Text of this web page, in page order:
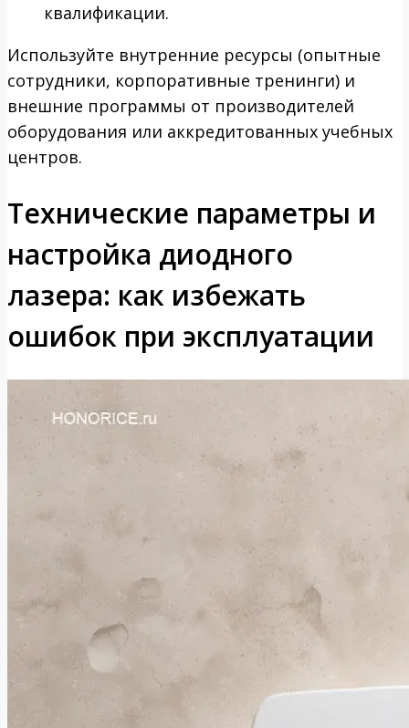
квалификации.
Используйте внутренние ресурсы (опытные
сотрудники, корпоративные тренинги) и
внешние программы от производителей
оборудования или аккредитованных учебных
центров.
Технические параметры и
настройка диодного
лазера: как избежать
ошибок при эксплуатации